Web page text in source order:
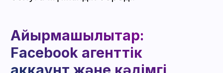
БАЙЛАНЫС ЖІБЕРУ